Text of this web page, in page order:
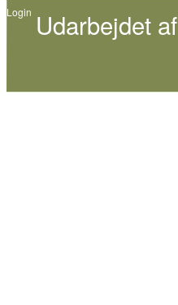
Login Udarbejdet af